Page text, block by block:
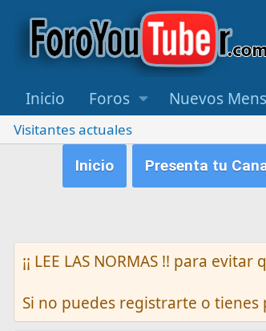
Inicio Foros Nuevos
Visitantes actuales
Inicio
Presenta tu
¡¡ LEE LAS NORMAS !! para evitar
Si no puedes registrarte o